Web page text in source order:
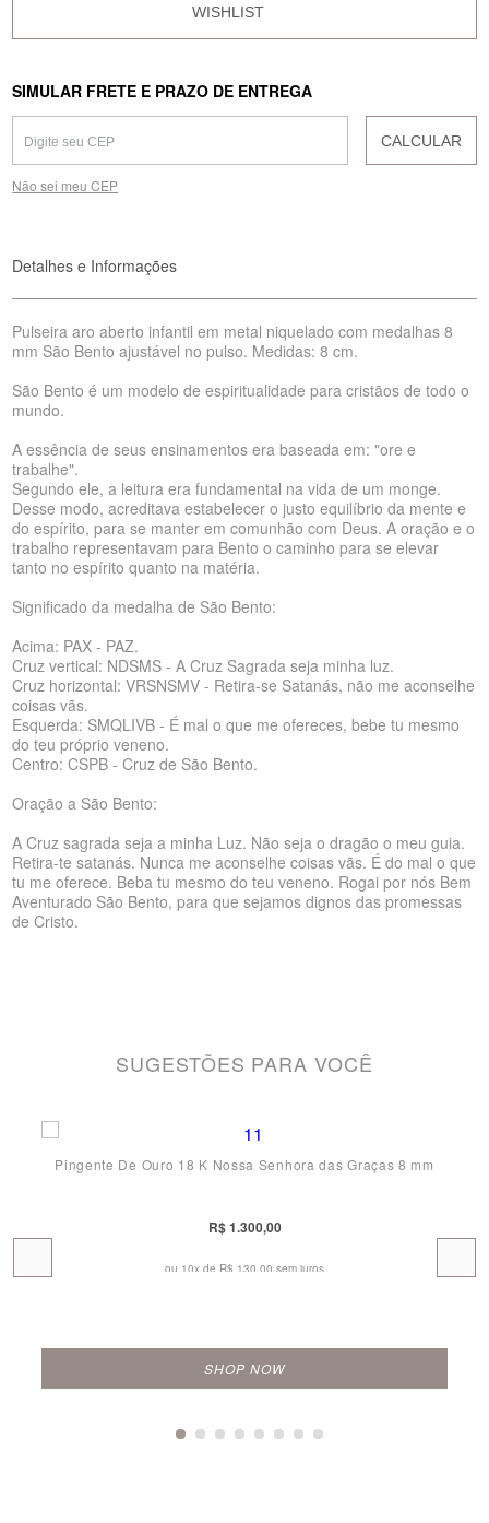
SIMULAR FRETE E PRAZO DE ENTREGA
CALCULAR
Não sei meu CEP
Detalhes e Informações
Pulseira aro aberto infantil em metal niquelado com medalhas 8
mm São Bento ajustável no pulso. Medidas: 8 cm.
São Bento é um modelo de espiritualidade para cristãos de todo o
mundo.
A essência de seus ensinamentos era baseada em: "ore e
trabalhe".
Segundo ele, a leitura era fundamental na vida de um monge.
Desse modo, acreditava estabelecer o justo equilíbrio da mente e
do espírito, para se manter em comunhão com Deus. A oração e o
trabalho representavam para Bento o caminho para se elevar
tanto no espírito quanto na matéria.
Significado da medalha de São Bento:
Acima: PAX - PAZ.
Cruz vertical: NDSMS - A Cruz Sagrada seja minha luz.
Cruz horizontal: VRSNSMV - Retira-se Satanás, não me aconselhe
coisas vãs.
Esquerda: SMQLIVB - É mal o que me ofereces, bebe tu mesmo
do teu próprio veneno.
Centro: CSPB - Cruz de São Bento.
Oração a São Bento:
A Cruz sagrada seja a minha Luz. Não seja o dragão o meu guia.
Retira-te satanás. Nunca me aconselhe coisas vãs. É do mal o que
tu me oferece. Beba tu mesmo do teu veneno. Rogai por nós Bem
Aventurado São Bento, para que sejamos dignos das promessas
de Cristo.
SUGESTÕES PARA VOCÊ
Pingente De Ouro 18 K Nossa Senhora das Graças 8 mm
R$ 1.300,00
ou 10x de R$ 130,00 sem juros
SHOP NOW